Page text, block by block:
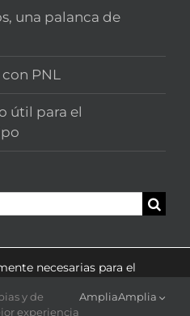
una palanca de
PNL
útil para el
Todos los derechos
necesarias para el
y cookies estadísticas
en cualquier momento
y de
experiencia
AmpliaAmplia